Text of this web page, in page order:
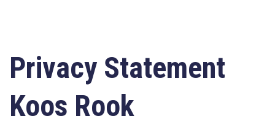
Privacy Statement
Koos Rook